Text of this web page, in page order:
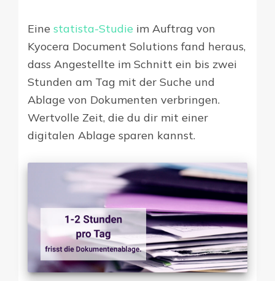
Eine statista-Studie im Auftrag von
Kyocera Document Solutions fand heraus,
dass Angestellte im Schnitt ein bis zwei
Stunden am Tag mit der Suche und
Ablage von Dokumenten verbringen.
Wertvolle Zeit, die du dir mit einer
digitalen Ablage sparen kannst.